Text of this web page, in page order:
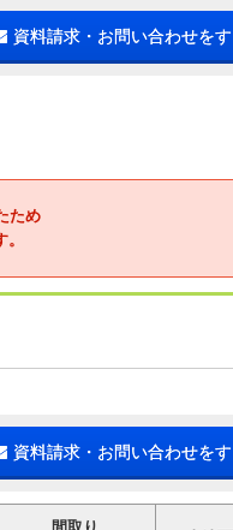
資料請求・お問い合わせを
ため
資料請求・お問い合わせを